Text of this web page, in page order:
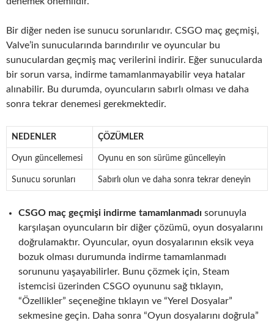
Bir diğer neden ise sunucu sorunlarıdır. CSGO maç geçmişi,
Valve’in sunucularında barındırılır ve oyuncular bu
sunuculardan geçmiş maç verilerini indirir. Eğer sunucularda
bir sorun varsa, indirme tamamlanmayabilir veya hatalar
alınabilir. Bu durumda, oyuncuların sabırlı olması ve daha
sonra tekrar denemesi gerekmektedir.
NEDENLER ÇÖZÜMLER
Oyun güncellemesi Oyunu en son sürüme güncelleyin
Sunucu sorunları Sabırlı olun ve daha sonra tekrar deneyin
CSGO maç geçmişi indirme tamamlanmadı sorunuyla
karşılaşan oyuncuların bir diğer çözümü, oyun dosyalarını
doğrulamaktır. Oyuncular, oyun dosyalarının eksik veya
bozuk olması durumunda indirme tamamlanmadı
sorununu yaşayabilirler. Bunu çözmek için, Steam
istemcisi üzerinden CSGO oyununu sağ tıklayın,
“Özellikler” seçeneğine tıklayın ve “Yerel Dosyalar”
sekmesine geçin. Daha sonra “Oyun dosyalarını doğrula”